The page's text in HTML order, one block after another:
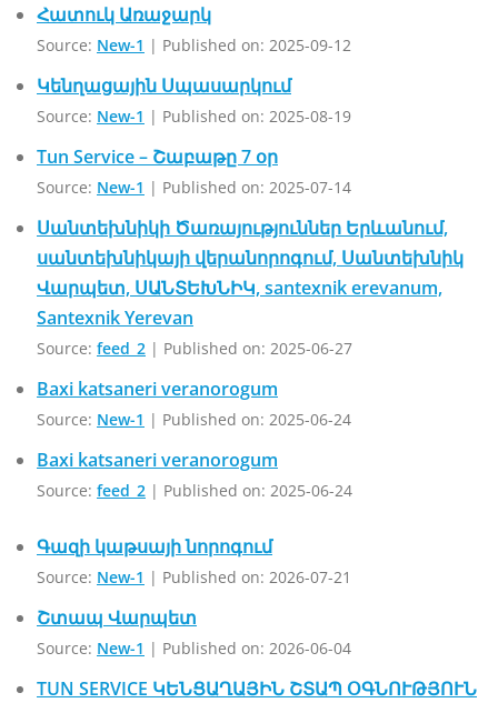
Հատուկ Առաջարկ
Source: New-1 Published on: 2025-09-12
Կենղացային Սպասարկում
Source: New-1 Published on: 2025-08-19
Tun Service – Շաբաթը 7 օր
Source: New-1 Published on: 2025-07-14
Սանտեխնիկի Ծառայություններ Երևանում,
սանտեխնիկայի վերանորոգում, Սանտեխնիկ
Վարպետ, ՍԱՆՏԵԽՆԻԿ, santexnik erevanum,
Santexnik Yerevan
Source: feed_2 Published on: 2025-06-27
Baxi katsaneri veranorogum
Source: New-1 Published on: 2025-06-24
Baxi katsaneri veranorogum
Source: feed_2 Published on: 2025-06-24
Գազի կաթսայի նորոգում
Source: New-1 Published on: 2026-07-21
Շտապ Վարպետ
Source: New-1 Published on: 2026-06-04
TUN SERVICE ԿԵՆՑԱՂԱՅԻՆ ՇՏԱՊ ՕԳՆՈՒԹՅՈՒՆ